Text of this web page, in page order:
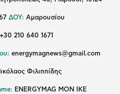
ΔΟΥ: Αμαρουσίου
+30 210 640 1671
energymagnews@gmail.com
Φιλιππίδης
ENERGYMAG ΜΟΝ ΙΚΕ